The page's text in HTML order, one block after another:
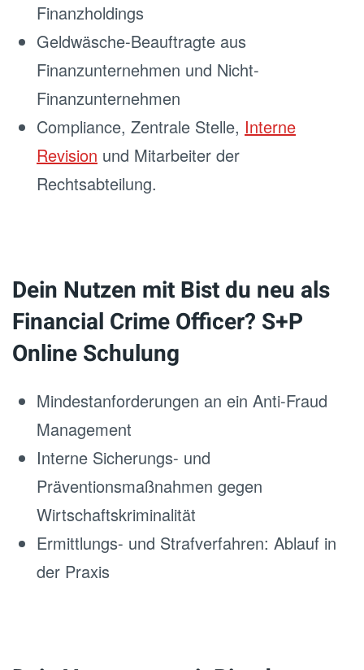
Finanzholdings
Geldwäsche-Beauftragte aus
Finanzunternehmen und Nicht-
Finanzunternehmen
Compliance, Zentrale Stelle, Interne
Revision und Mitarbeiter der
Rechtsabteilung.
Dein Nutzen mit Bist du neu als
Financial Crime Officer? S+P
Online Schulung
Mindestanforderungen an ein Anti-Fraud
Management
Interne Sicherungs- und
Präventionsmaßnahmen gegen
Wirtschaftskriminalität
Ermittlungs- und Strafverfahren: Ablauf in
der Praxis